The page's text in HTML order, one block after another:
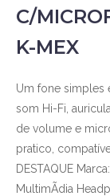
C/
K-MEX
Um fone simples
som Hi-Fi,
de volume e
pratico,
DESTAQUE
MultimÃ­dia